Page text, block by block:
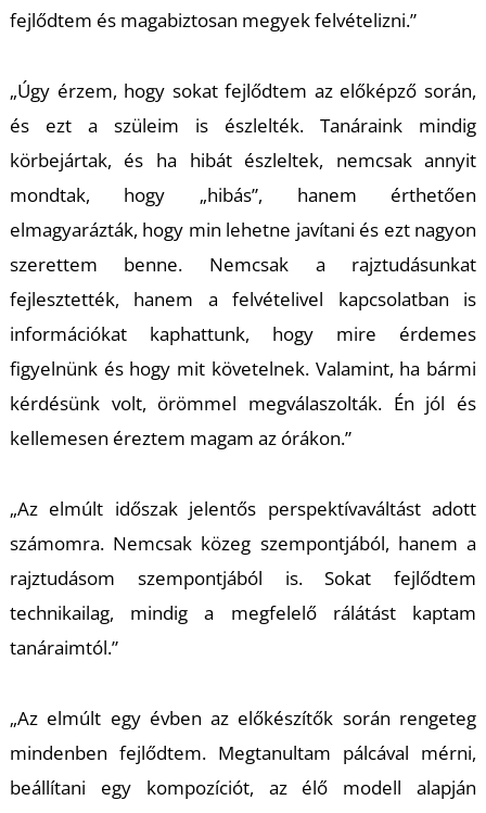
fejlődtem és magabiztosan megyek felvételizni.”
„Úgy érzem, hogy sokat fejlődtem az előképző során,
és ezt a szüleim is észlelték. Tanáraink mindig
körbejártak, és ha hibát észleltek, nemcsak annyit
mondtak, hogy „hibás”, hanem érthetően
elmagyarázták, hogy min lehetne javítani és ezt nagyon
szerettem benne. Nemcsak a rajztudásunkat
fejlesztették, hanem a felvételivel kapcsolatban is
információkat kaphattunk, hogy mire érdemes
figyelnünk és hogy mit követelnek. Valamint, ha bármi
kérdésünk volt, örömmel megválaszolták. Én jól és
kellemesen éreztem magam az órákon.”
„Az elmúlt időszak jelentős perspektívaváltást adott
számomra. Nemcsak közeg szempontjából, hanem a
rajztudásom szempontjából is. Sokat fejlődtem
technikailag, mindig a megfelelő rálátást kaptam
tanáraimtól.”
„Az elmúlt egy évben az előkészítők során rengeteg
mindenben fejlődtem. Megtanultam pálcával mérni,
beállítani egy kompozíciót, az élő modell alapján